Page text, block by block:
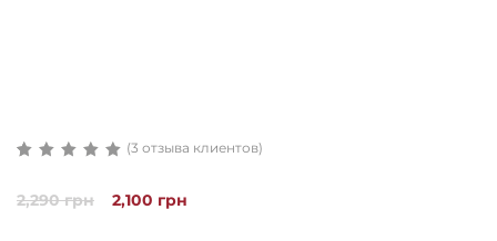
основе опроса
(3 отзыва клиентов)
2,290грн
Первоначальная
2,100 грн